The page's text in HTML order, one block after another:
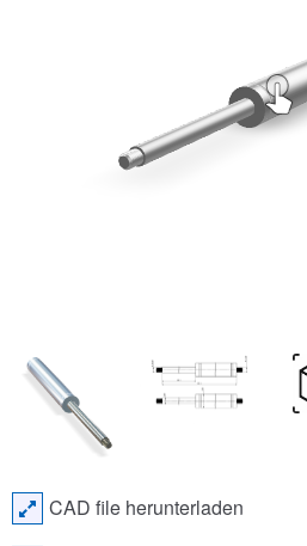
CAD file herunterladen